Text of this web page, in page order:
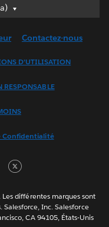
Contactez-nous
D’UTILISATION
RESPONSABLE
Confidentialité
Facebook
différentes marques sont
Inc. Salesforce
CA 94105, États-Unis